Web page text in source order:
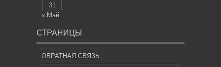
31
« Май
СТРАНИЦЫ
ОБРАТНАЯ СВЯЗЬ